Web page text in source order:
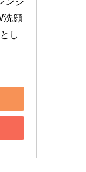
洗顔
し